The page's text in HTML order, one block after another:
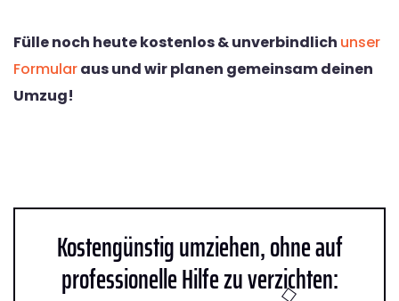
Fülle noch heute kostenlos & unverbindlich unser
Formularaus und wir planen gemeinsam deinen
Umzug!
Kostengünstig umziehen, ohne auf
professionelle Hilfe zu verzichten: